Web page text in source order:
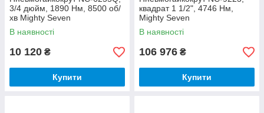
3/4 дюйм, 1890 Нм, 8500 об/
хв Mighty Seven
В наявності
10 120 ₴
Купити
квадрат 1 1/2", 4746 Нм,
Mighty Seven
В наявності
106 976 ₴
Купити